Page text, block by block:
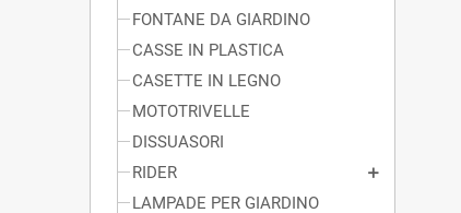
FONTANE DA GIARDINO
CASSE IN PLASTICA
CASETTE IN LEGNO
MOTOTRIVELLE
DISSUASORI
RIDER
LAMPADE PER GIARDINO